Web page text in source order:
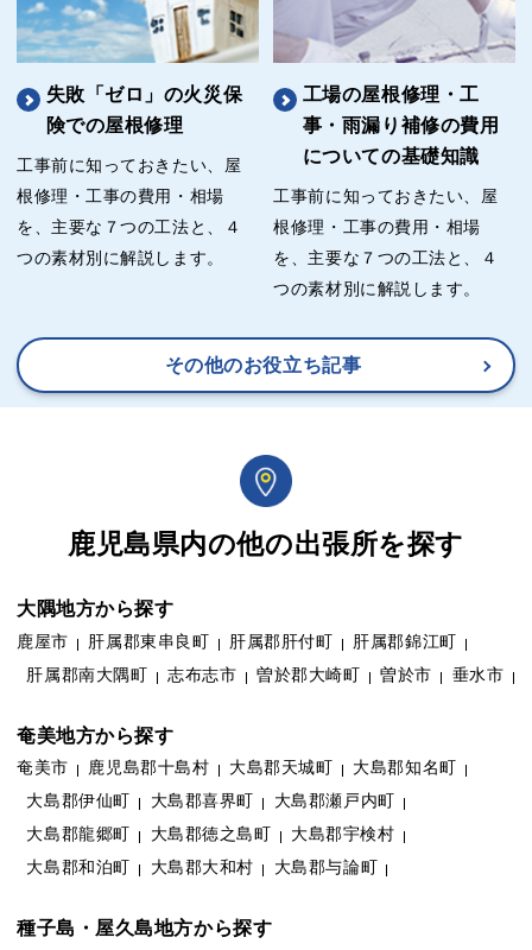
失敗「ゼロ」の火災保
険での屋根修理
工事前に知っておきたい、屋
根修理・工事の費用・相場
を、主要な７つの工法と、４
つの素材別に解説します。
工場の屋根修理・工
事・雨漏り補修の費用
についての基礎知識
工事前に知っておきたい、屋
根修理・工事の費用・相場
を、主要な７つの工法と、４
つの素材別に解説します。
その他のお役立ち記事
鹿児島県内の他の出張所を探す
大隅地方から探す
鹿屋市 肝属郡東串良町 肝属郡肝付町
肝属郡錦江町
肝属郡南大隅町
志布志市 曽於郡大崎町 曽於市 垂水市
奄美地方から探す
奄美市 鹿児島郡十島村 大島郡天城町
大島郡知名町
大島郡伊仙町
大島郡喜界町
大島郡瀬戸内町
大島郡龍郷町
大島郡徳之島町
大島郡宇検村
大島郡和泊町
大島郡大和村 大島郡与論町
種子島・屋久島地方から探す